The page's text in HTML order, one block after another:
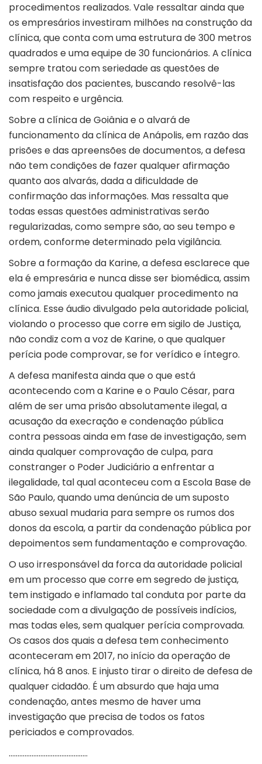
procedimentos realizados. Vale ressaltar ainda que
os empresários investiram milhões na construção da
clínica, que conta com uma estrutura de 300 metros
quadrados e uma equipe de 30 funcionários. A clínica
sempre tratou com seriedade as questões de
insatisfação dos pacientes, buscando resolvê-las
com respeito e urgência.
Sobre a clínica de Goiânia e o alvará de
funcionamento da clínica de Anápolis, em razão das
prisões e das apreensões de documentos, a defesa
não tem condições de fazer qualquer afirmação
quanto aos alvarás, dada a dificuldade de
confirmação das informações. Mas ressalta que
todas essas questões administrativas serão
regularizadas, como sempre são, ao seu tempo e
ordem, conforme determinado pela vigilância.
Sobre a formação da Karine, a defesa esclarece que
ela é empresária e nunca disse ser biomédica, assim
como jamais executou qualquer procedimento na
clínica. Esse áudio divulgado pela autoridade policial,
violando o processo que corre em sigilo de Justiça,
não condiz com a voz de Karine, o que qualquer
perícia pode comprovar, se for verídico e íntegro.
A defesa manifesta ainda que o que está
acontecendo com a Karine e o Paulo César, para
além de ser uma prisão absolutamente ilegal, a
acusação da execração e condenação pública
contra pessoas ainda em fase de investigação, sem
ainda qualquer comprovação de culpa, para
constranger o Poder Judiciário a enfrentar a
ilegalidade, tal qual aconteceu com a Escola Base de
São Paulo, quando uma denúncia de um suposto
abuso sexual mudaria para sempre os rumos dos
donos da escola, a partir da condenação pública por
depoimentos sem fundamentação e comprovação.
O uso irresponsável da forca da autoridade policial
em um processo que corre em segredo de justiça,
tem instigado e inflamado tal conduta por parte da
sociedade com a divulgação de possíveis indícios,
mas todas eles, sem qualquer perícia comprovada.
Os casos dos quais a defesa tem conhecimento
aconteceram em 2017, no início da operação de
clínica, há 8 anos. E injusto tirar o direito de defesa de
qualquer cidadão. É um absurdo que haja uma
condenação, antes mesmo de haver uma
investigação que precisa de todos os fatos
periciados e comprovados.
………………………………………